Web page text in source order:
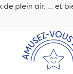
plein air, ... et